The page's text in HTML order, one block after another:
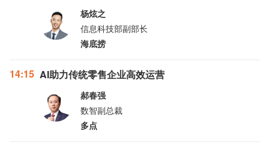
杨炫之
信息科技部副部长
海底捞
14:15 AI助力传统零售企业高效运营
郝春强
数智副总裁
多点